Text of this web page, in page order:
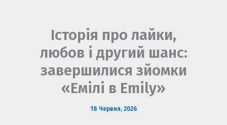
Історія про лайки,
любов і другий шанс:
завершилися зйомки
«Емілі в Emily»
18 Червня, 2026